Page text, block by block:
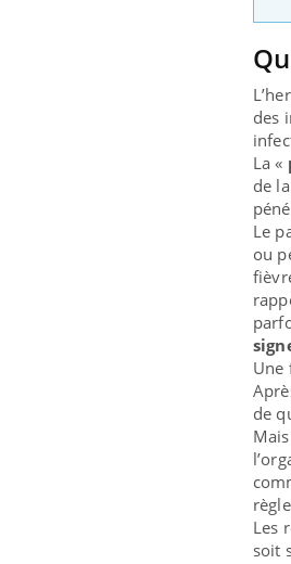
des
La «
de
Le
ou
Une
de
Les
soit
Insuline & Charge
osait en parler??
En 2026, l'insuline
reste entourée d'idées
patients comme